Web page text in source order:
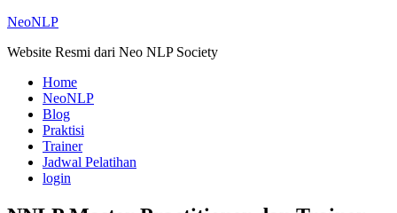
NeoNLP
Website Resmi dari Neo NLP Society
Home
NeoNLP
Blog
Praktisi
Trainer
Jadwal Pelatihan
login